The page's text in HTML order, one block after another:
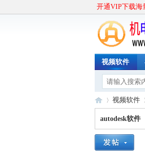
开通VIP下载海
视频软件
机»
视频软件
autodesk软件